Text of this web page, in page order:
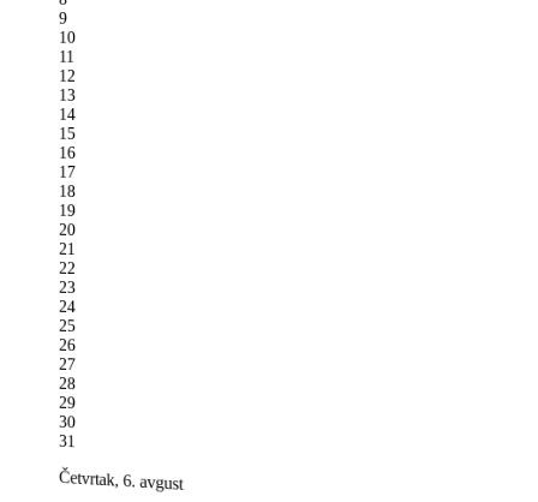
9
10
11
12
13
14
15
16
17
18
19
20
21
22
23
24
25
26
27
28
29
30
31
Četvrtak, 6. avgust